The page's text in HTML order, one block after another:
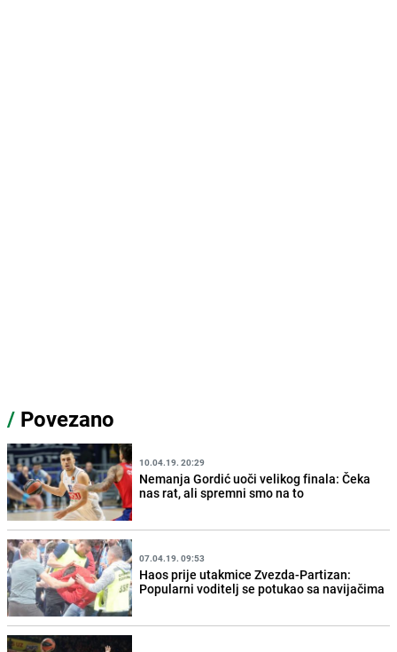
/ Povezano
10.04.19. 20:29
Nemanja Gordić uoči velikog finala: Čeka
nas rat, ali spremni smo na to
07.04.19. 09:53
Haos prije utakmice Zvezda-Partizan:
Popularni voditelj se potukao sa navijačima